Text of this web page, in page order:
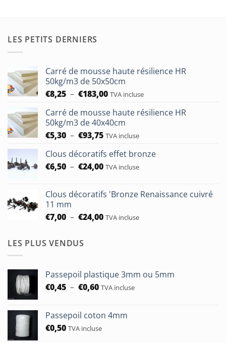
LES PETITS DERNIERS
Carré de mousse haute résilience HR
50kg/m3 de 50x50cm
€8,25 – €183,00Plage
prix :
€8,25
à
TVA incluse
Carré de mousse haute résilience HR
50kg/m3 de 40x40cm
€5,30 – €93,75Plage
prix :
€5,30
TVA incluse
Clous décoratifs effet bronze
€6,50 – €24,00Plage
€6,50
€24,00
TVA incluse
Clous décoratifs 'Bronze Renaissance cuivré
11 mm
€7,00 – €24,00Plage
€24,00
TVA incluse
LES PLUS VENDUS
Passepoil plastique 3mm ou 5mm
€0,45 – €0,60Plage
€0,45
à
TVA incluse
Passepoil coton 4mm
€0,50 TVA incluse